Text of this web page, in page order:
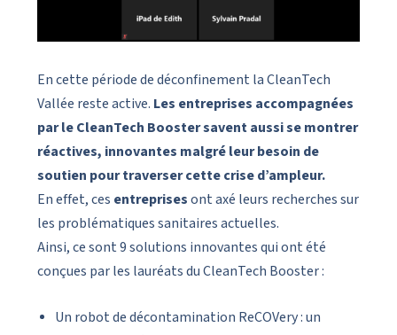
En cette période de déconfinement la CleanTech
Vallée reste active. Les entreprises accompagnées
par le CleanTech Booster savent aussi se montrer
réactives, innovantes malgré leur besoin de
soutien pour traverser cette crise d’ampleur.
En effet, ces entreprisesont axé leurs recherches sur
les problématiques sanitaires actuelles.
Ainsi, ce sont 9 solutions innovantes qui ont été
conçues par les lauréats du CleanTech Booster :
Un robot de décontamination ReCOVery : un